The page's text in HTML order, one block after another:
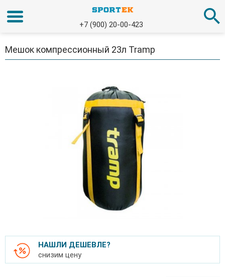
+7 (900) 20-00-423
Мешок компрессионный 23л Tramp
НАШЛИ ДЕШЕВЛЕ?
снизим цену